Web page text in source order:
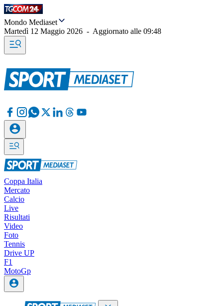
Mondo Mediaset
Martedì 12 Maggio 2026 - Aggiornato alle 09:48
Coppa Italia
Mercato
Calcio
Live
Risultati
Video
Foto
Tennis
Drive UP
F1
MotoGp